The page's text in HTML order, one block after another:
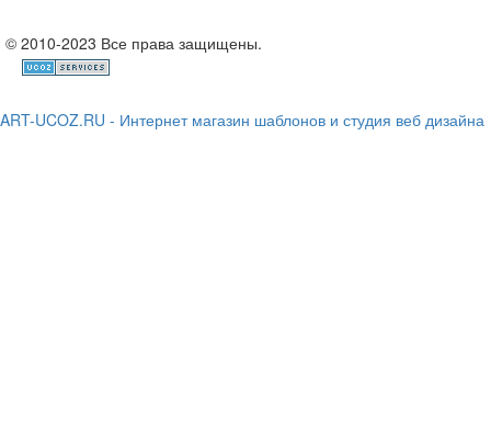
© 2010-2023 Все права защищены.
ART-UCOZ.RU - Интернет магазин шаблонов и студия веб дизайна